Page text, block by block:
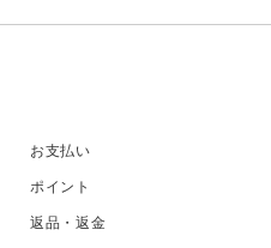
お支払い
ポイント
返品・返金